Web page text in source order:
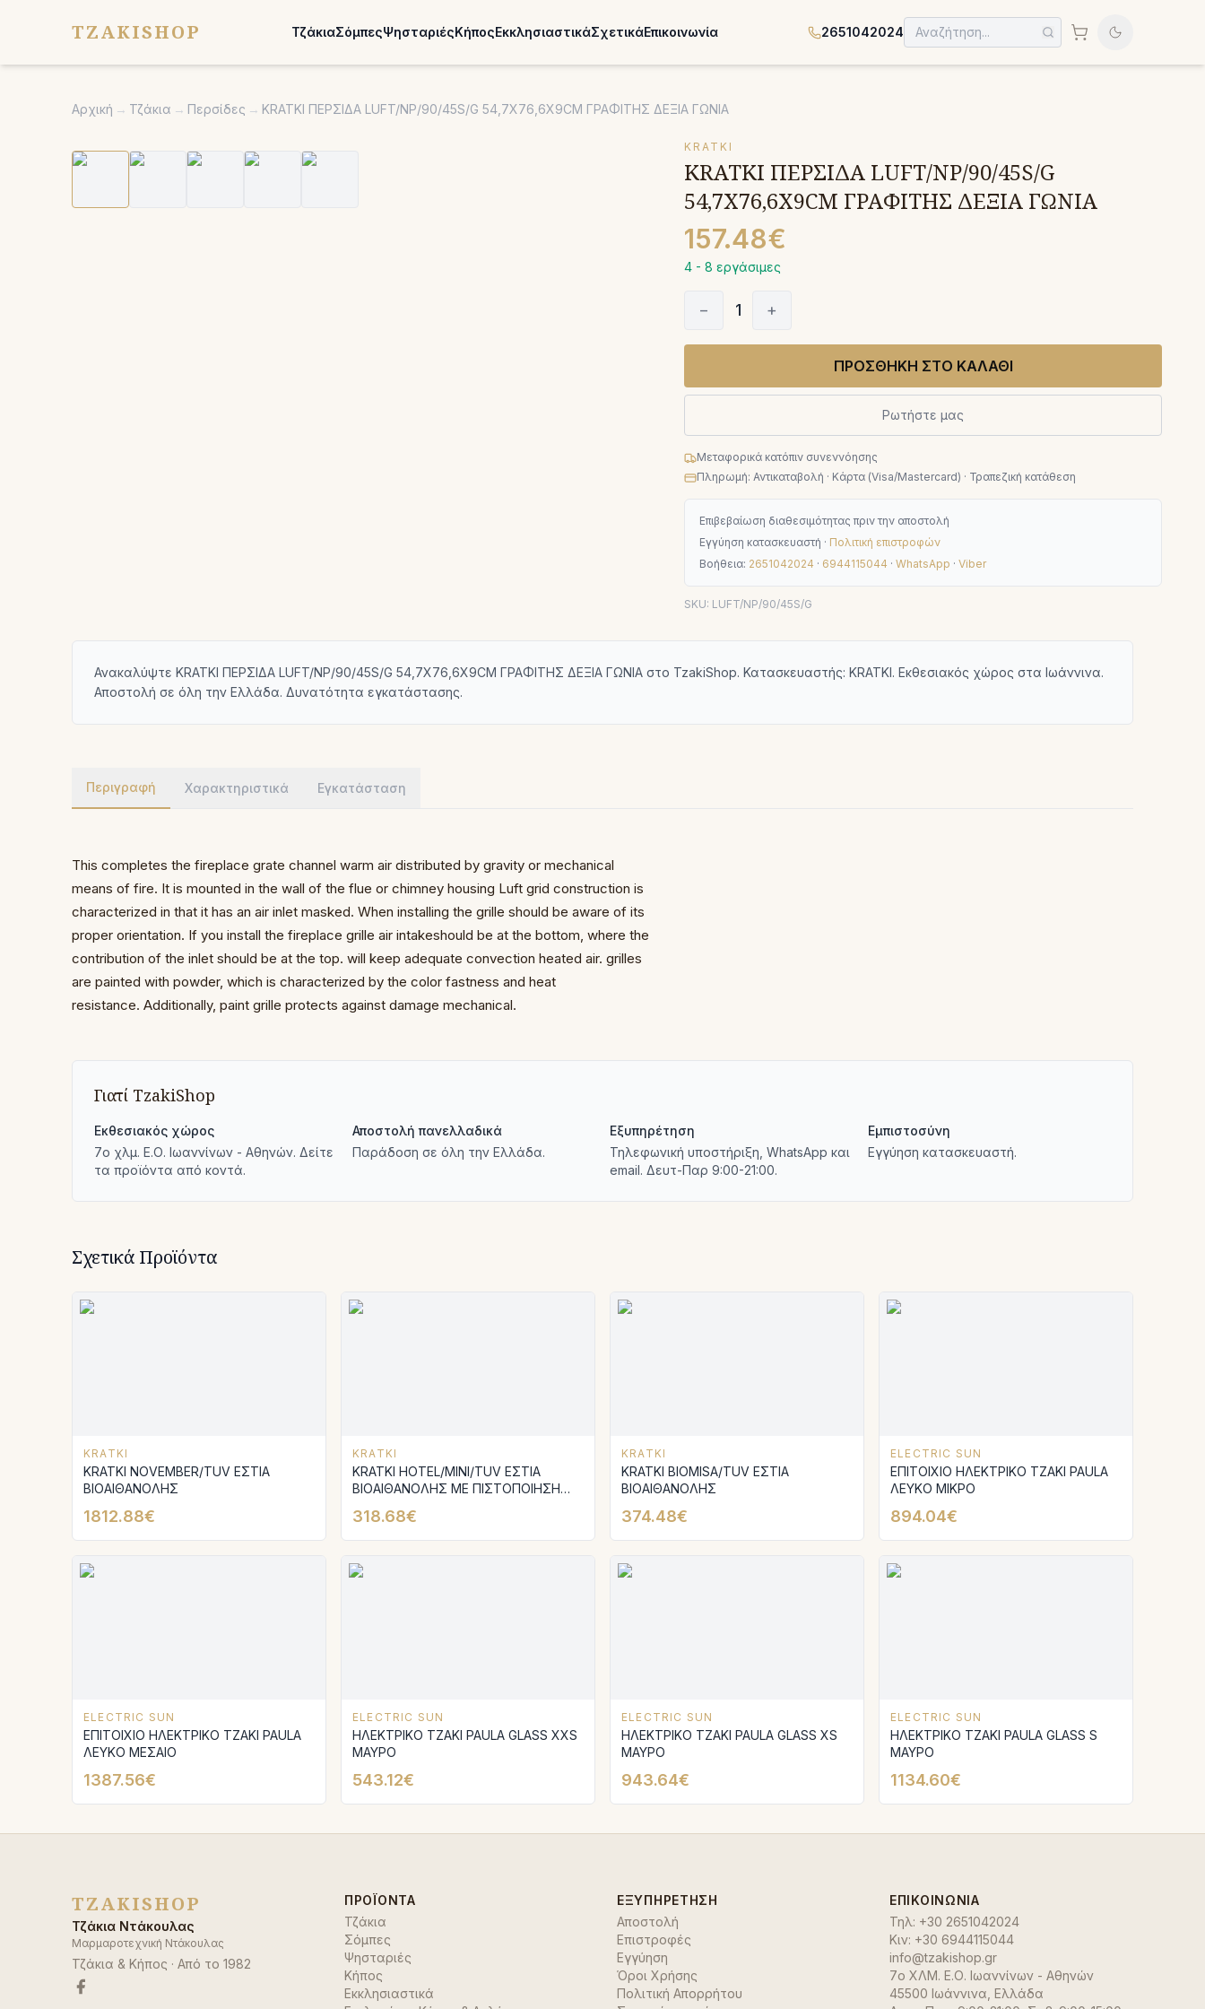
TZAKISHOP ΤζάκιαΣόμπεςΨησταριέςΚήποςΕκκλησιαστικάΣχετικάΕπικοινωνία 2651042024
Αρχική → Τζάκια → Περσίδες → KRATKI ΠΕΡΣΙΔΑ LUFT/NP/90/45S/G 54,7X76,6X9CM ΓΡΑΦΙΤΗΣ ΔΕΞΙΑ ΓΩΝΙΑ
KRATKI
KRATKI ΠΕΡΣΙΔΑ LUFT/NP/90/45S/G
54,7X76,6X9CM ΓΡΑΦΙΤΗΣ ΔΕΞΙΑ ΓΩΝΙΑ
157.48€
4 - 8 εργάσιμες
− 1 +
ΠΡΟΣΘΗΚΗ ΣΤΟ ΚΑΛΑΘΙ
Ρωτήστε μας
Μεταφορικά κατόπιν συνεννόησης
Πληρωμή: Αντικαταβολή · Κάρτα (Visa/Mastercard) · Τραπεζική κατάθεση
Επιβεβαίωση διαθεσιμότητας πριν την αποστολή
Εγγύηση κατασκευαστή · Πολιτική επιστροφών
Βοήθεια: 2651042024 · 6944115044 · WhatsApp · Viber
SKU: LUFT/NP/90/45S/G
Ανακαλύψτε KRATKI ΠΕΡΣΙΔΑ LUFT/NP/90/45S/G 54,7X76,6X9CM ΓΡΑΦΙΤΗΣ ΔΕΞΙΑ ΓΩΝΙΑ στο TzakiShop. Κατασκευαστής: KRATKI. Εκθεσιακός χώρος στα Ιωάννινα.
Αποστολή σε όλη την Ελλάδα. Δυνατότητα εγκατάστασης.
Περιγραφή Χαρακτηριστικά Εγκατάσταση
This completes the fireplace grate channel warm air distributed by gravity or mechanical
means of fire. It is mounted in the wall of the flue or chimney housing Luft grid construction is
characterized in that it has an air inlet masked. When installing the grille should be aware of its
proper orientation. If you install the fireplace grille air intakeshould be at the bottom, where the
contribution of the inlet should be at the top. will keep adequate convection heated air. grilles
are painted with powder, which is characterized by the color fastness and heat
resistance. Additionally, paint grille protects against damage mechanical.
Γιατί TzakiShop
Εκθεσιακός χώρος
7ο χλμ. Ε.Ο. Ιωαννίνων - Αθηνών. Δείτε
τα προϊόντα από κοντά.
Αποστολή πανελλαδικά
Παράδοση σε όλη την Ελλάδα.
Εξυπηρέτηση
Τηλεφωνική υποστήριξη, WhatsApp και
email. Δευτ-Παρ 9:00-21:00.
Εμπιστοσύνη
Εγγύηση κατασκευαστή.
Σχετικά Προϊόντα
KRATKI
KRATKI NOVEMBER/TUV ΕΣΤΙΑ
ΒΙΟΑΙΘΑΝΟΛΗΣ
1812.88€
KRATKI
KRATKI HOTEL/MINI/TUV ΕΣΤΙΑ
ΒΙΟΑΙΘΑΝΟΛΗΣ ΜΕ ΠΙΣΤΟΠΟΙΗΣΗ
318.68€
KRATKI
KRATKI BIOMISA/TUV ΕΣΤΙΑ
ΒΙΟΑΙΘΑΝΟΛΗΣ
374.48€
ELECTRIC SUN
ΕΠΙΤΟΙΧΙΟ ΗΛΕΚΤΡΙΚΟ ΤΖΑΚΙ PAULA
ΛΕΥΚΟ ΜΙΚΡΟ
894.04€
ELECTRIC SUN
ΕΠΙΤΟΙΧΙΟ ΗΛΕΚΤΡΙΚΟ ΤΖΑΚΙ PAULA
ΛΕΥΚΟ ΜΕΣΑΙΟ
1387.56€
ELECTRIC SUN
ΗΛΕΚΤΡΙΚΟ ΤΖΑΚΙ PAULA GLASS XXS
ΜΑΥΡΟ
543.12€
ELECTRIC SUN
ΗΛΕΚΤΡΙΚΟ ΤΖΑΚΙ PAULA GLASS XS
ΜΑΥΡΟ
943.64€
ELECTRIC SUN
ΗΛΕΚΤΡΙΚΟ ΤΖΑΚΙ PAULA GLASS S
ΜΑΥΡΟ
1134.60€
TZAKISHOP
Τζάκια Ντάκουλας
Μαρμαροτεχνική Ντάκουλας
Τζάκια & Κήπος · Από το 1982
ΠΡΟΪΌΝΤΑ
Τζάκια
Σόμπες
Ψησταριές
Κήπος
Εκκλησιαστικά
ΕΞΥΠΗΡΈΤΗΣΗ
Αποστολή
Επιστροφές
Εγγύηση
Όροι Χρήσης
Πολιτική Απορρήτου
ΕΠΙΚΟΙΝΩΝΊΑ
Τηλ: +30 2651042024
Κιν: +30 6944115044
info@tzakishop.gr
7ο ΧΛΜ. Ε.Ο. Ιωαννίνων - Αθηνών
45500 Ιωάννινα Ελλάδα